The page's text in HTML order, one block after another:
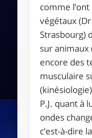
comme
végétaux
Strasbourg)
sur animaux
encore des
musculaire
P.J. quant à
ondes
c’est-à-dire